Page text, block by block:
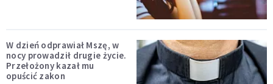
W dzień odprawiał Mszę, w
nocy prowadził drugie życie.
Przełożony kazał mu
opuścić zakon